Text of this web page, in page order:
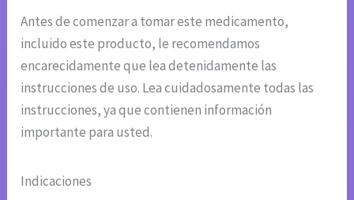
Antes de comenzar a tomar este medicamento,
incluido este producto, le recomendamos
encarecidamente que lea detenidamente las
instrucciones de uso. Lea cuidadosamente todas las
instrucciones, ya que contienen información
importante para usted.
Indicaciones